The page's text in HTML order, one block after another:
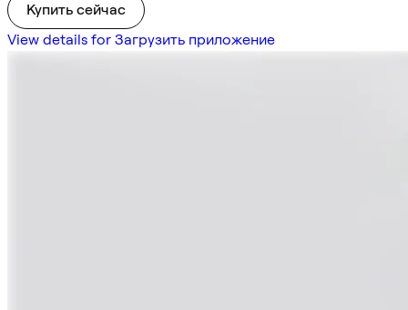
Купить сейчас
View details for Загрузить приложение